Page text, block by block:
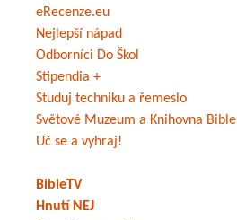
eRecenze.eu
Nejlepší nápad
Odborníci Do Škol
Stipendia +
Studuj techniku a řemeslo
Světové Muzeum a Knihovna Bible
Uč se a vyhraj!
BibleTV
Hnutí NEJ